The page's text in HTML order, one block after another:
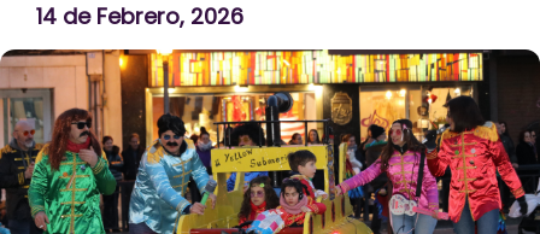
14 de Febrero, 2026